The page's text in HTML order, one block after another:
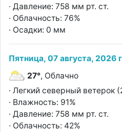
· Давление: 758 мм рт. ст.
· Облачность: 76%
· Осадки: 0 мм
Пятница, 07 августа, 2026
27°, Облачно
· Легкий северный ветерок
· Влажность: 91%
· Давление: 758 мм рт. ст.
· Облачность: 42%